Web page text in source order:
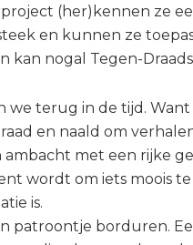
(her)kennen ze
en kunnen ze
kan nogal Tegen-
we terug in de tijd.
en naald om
met een rijke
wordt om iets moois te
is.
patroontje borduren.